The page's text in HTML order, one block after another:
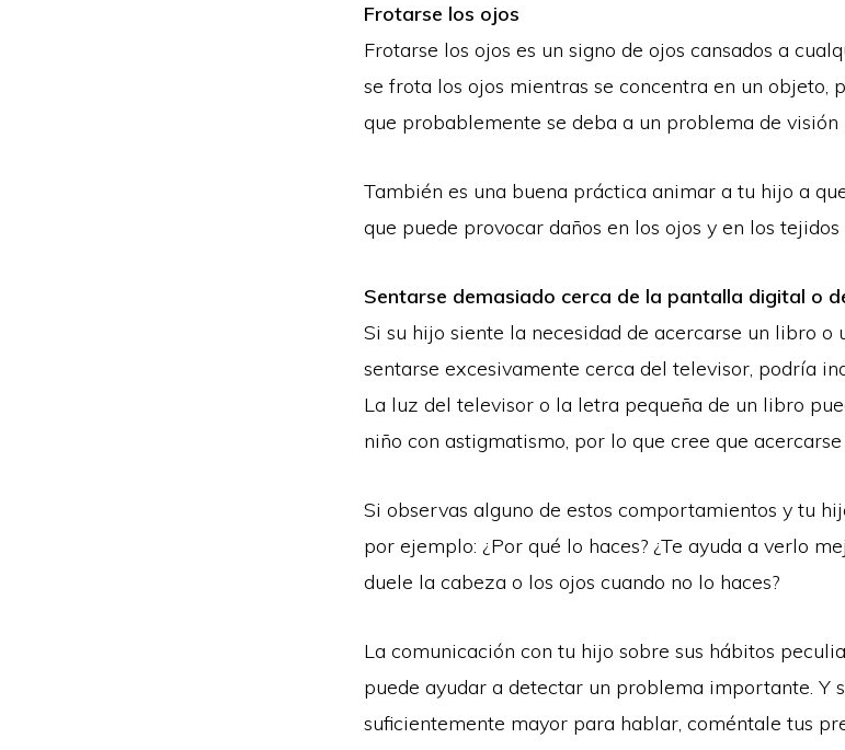
Frotarse los ojos
Frotarse los ojos es un signo de ojos cansados a
se frota los ojos mientras se concentra en un objeto,
que probablemente se deba a un problema de visión
También es una buena práctica animar a tu hijo a
que puede provocar daños en los ojos y en los tejidos
Sentarse demasiado cerca de la pantalla digital o
Si su hijo siente la necesidad de acercarse un libro o
sentarse excesivamente cerca del televisor, podría
La luz del televisor o la letra pequeña de un libro
niño con astigmatismo, por lo que cree que
Si observas alguno de estos comportamientos y tu
por ejemplo: ¿Por qué lo haces? ¿Te ayuda a verlo
duele la cabeza o los ojos cuando no lo haces?
La comunicación con tu hijo sobre sus hábitos
puede ayudar a detectar un problema importante. Y
suficientemente mayor para hablar, coméntale tus